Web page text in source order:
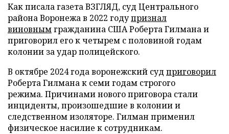
Как писала газета ВЗГЛЯД, суд Центрального
района Воронежа в 2022 годупризнал
виновнымгражданина США Роберта Гилмана и
приговорил его к четырем с половиной годам
колонии за удар полицейского.
В октябре 2024 года воронежский суд приговорил
Роберта Гилмана к семи годам строгого
режима. Причинами нового приговора стали
инциденты, произошедшие в колонии и
следственном изоляторе. Гилман применил
физическое насилие к сотрудникам.